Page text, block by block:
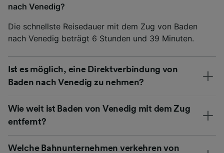
nach Venedig?
Die schnellste Reisedauer mit dem Zug von Baden
nach Venedig beträgt 6 Stunden und 39 Minuten.
Ist es möglich, eine Direktverbindung von
Baden nach Venedig zu nehmen?
Wie weit ist Baden von Venedig mit dem Zug
entfernt?
Welche Bahnunternehmen verkehren von